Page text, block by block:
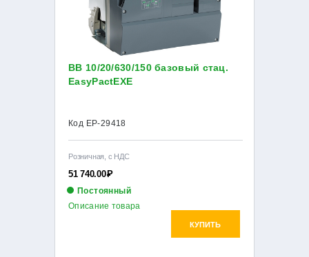
ВВ 10/20/630/150 базовый стац.
EasyPactEXE
Код EP-29418
Розничная, с НДС
51 740.00Р
Постоянный
КУПИТЬ
Описание товара